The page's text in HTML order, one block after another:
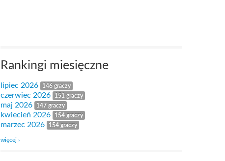
Rankingi miesięczne
lipiec 2026 146 graczy
czerwiec 2026 151 graczy
maj 2026 147 graczy
kwiecień 2026 154 graczy
marzec 2026 154 graczy
więcej ›